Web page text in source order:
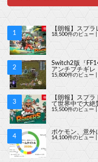
【朗報】スプ
18,500件のビュー
Switch2版『
アンチブチギレ
15,800件のビュー
【朗報】スプ
て世界中で大
15,500件のビュー
ポケモン、意外
14,100件のビュー